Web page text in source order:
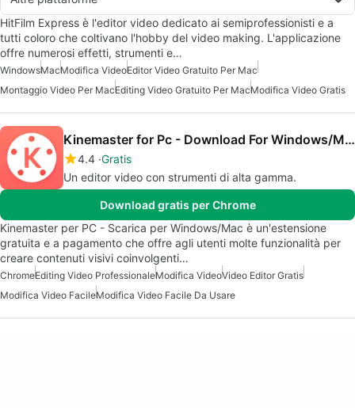
HitFilm Express è l'editor video dedicato ai semiprofessionisti e a
tutti coloro che coltivano l'hobby del video making. L'applicazione
offre numerosi effetti, strumenti e…
WindowsMacModifica VideoEditor Video Gratuito Per Mac
Montaggio Video Per MacEditing Video Gratuito Per MacModifica Video Gratis
Kinemaster for Pc - Download For Windows/Mac
4.4 Gratis
Un editor video con strumenti di alta gamma.
Download gratis per Chrome
Kinemaster per PC - Scarica per Windows/Mac è un'estensione
gratuita e a pagamento che offre agli utenti molte funzionalità per
creare contenuti visivi coinvolgenti…
ChromeEditing Video ProfessionaleModifica VideoVideo Editor Gratis
Modifica Video FacileModifica Video Facile Da Usare